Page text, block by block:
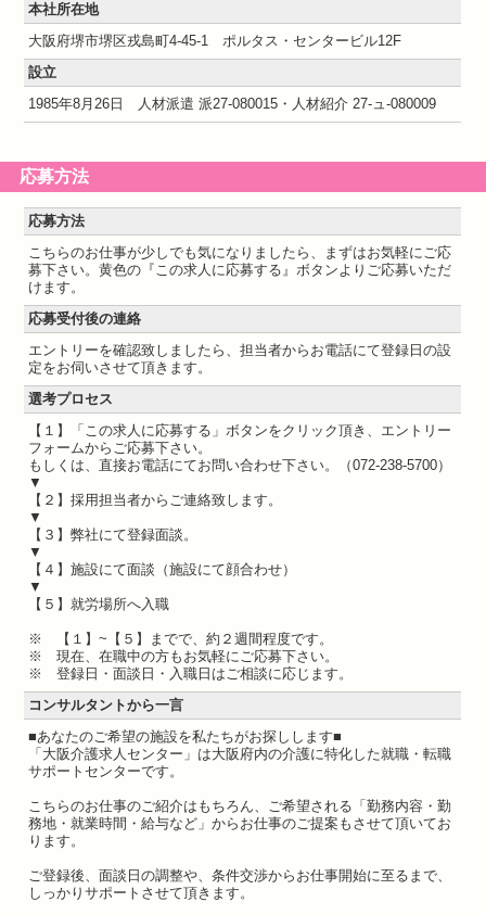
本社所在地
大阪府堺市堺区戎島町4-45-1 ポルタス・センタービル12F
設立
1985年8月26日 人材派遣 派27-080015・人材紹介 27-ュ-080009
応募方法
応募方法
こちらのお仕事が少しでも気になりましたら、まずはお気軽にご応
募下さい。黄色の『この求人に応募する』ボタンよりご応募いただ
けます。
応募受付後の連絡
エントリーを確認致しましたら、担当者からお電話にて登録日の設
定をお伺いさせて頂きます。
選考プロセス
【１】「この求人に応募する」ボタンをクリック頂き、エントリー
フォームからご応募下さい。
もしくは、直接お電話にてお問い合わせ下さい。（072-238-5700）
▼
【２】採用担当者からご連絡致します。
▼
【３】弊社にて登録面談。
▼
【４】施設にて面談（施設にて顔合わせ）
▼
【５】就労場所へ入職
※ 【１】~【５】までで、約２週間程度です。
※ 現在、在職中の方もお気軽にご応募下さい。
※ 登録日・面談日・入職日はご相談に応じます。
コンサルタントから一言
■あなたのご希望の施設を私たちがお探しします■
「大阪介護求人センター」は大阪府内の介護に特化した就職・転職
サポートセンターです。
こちらのお仕事のご紹介はもちろん、ご希望される「勤務内容・勤
務地・就業時間・給与など」からお仕事のご提案もさせて頂いてお
ります。
ご登録後、面談日の調整や、条件交渉からお仕事開始に至るまで、
しっかりサポートさせて頂きます。